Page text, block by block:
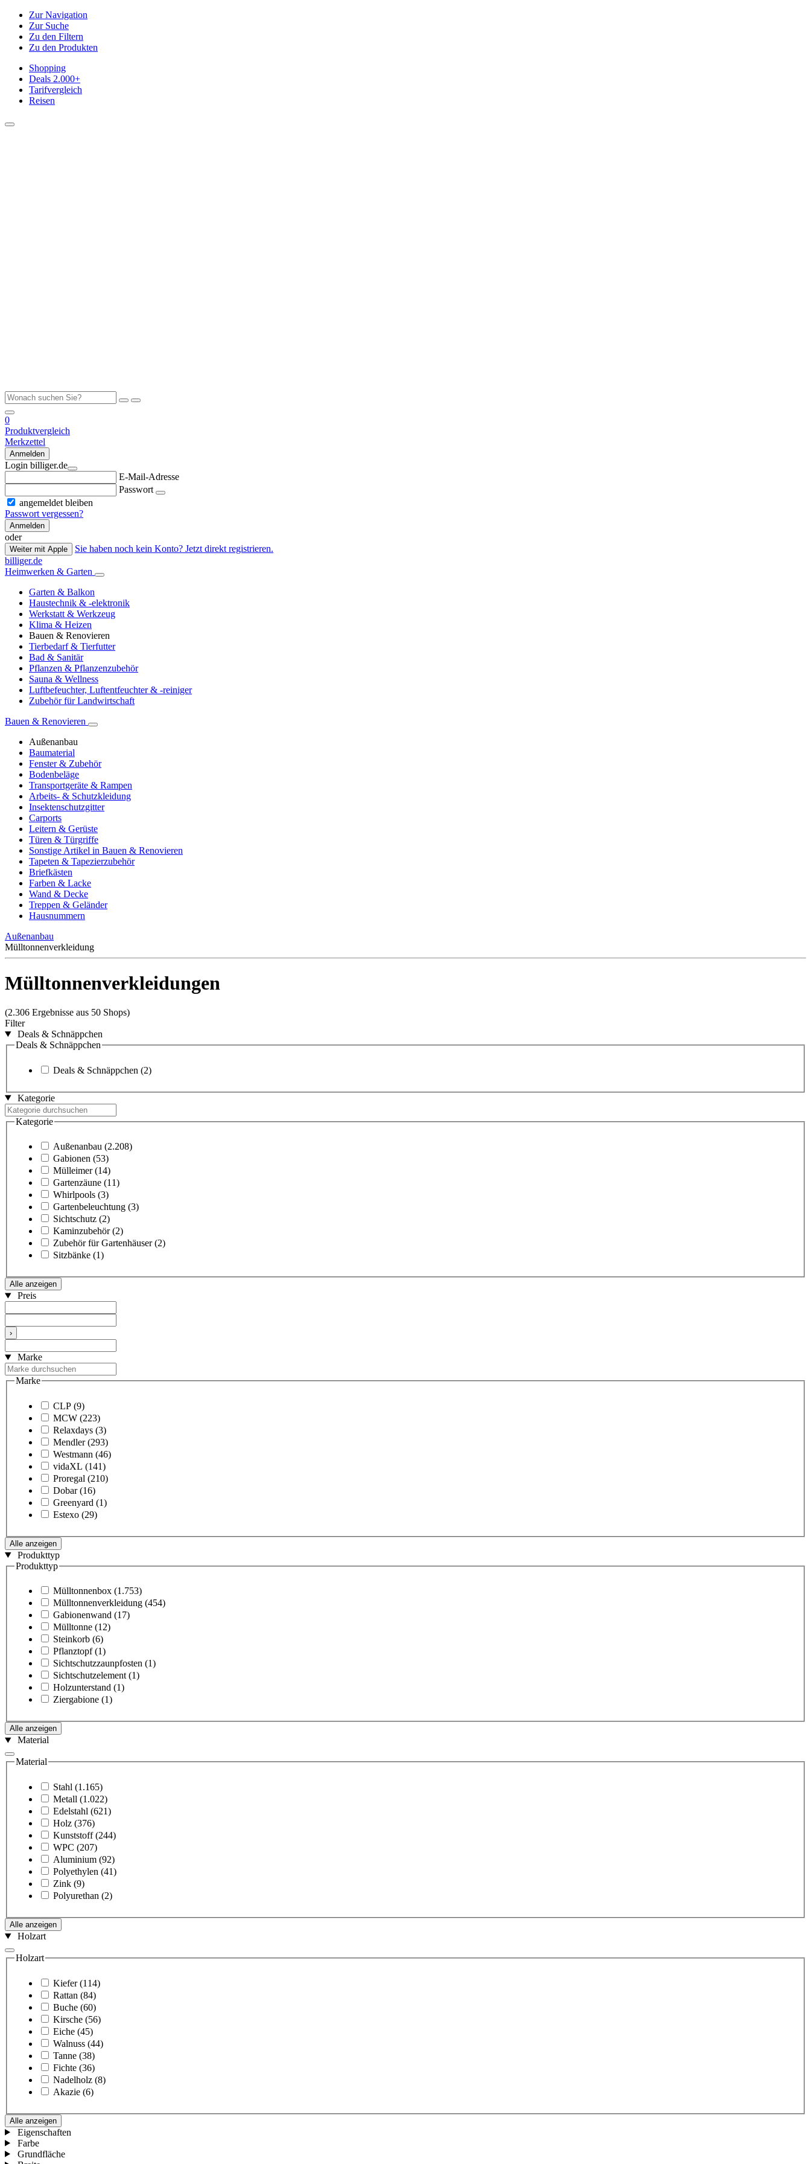
Zur Navigation
Zur Suche
Zu den Filtern
Zu den Produkten
Shopping
Deals 2.000+
Tarifvergleich
Reisen
0
Produktvergleich
Merkzettel
Anmelden
Login billiger.de
E-Mail-Adresse
Passwort
angemeldet bleiben
Passwort vergessen?
Anmelden
oder
Weiter mit Apple
Sie haben noch kein Konto? Jetzt direkt registrieren.
billiger.de
Heimwerken & Garten
Garten & Balkon
Haustechnik & -elektronik
Werkstatt & Werkzeug
Klima & Heizen
Bauen & Renovieren
Tierbedarf & Tierfutter
Bad & Sanitär
Pflanzen & Pflanzenzubehör
Sauna & Wellness
Luftbefeuchter, Luftentfeuchter & -reiniger
Zubehör für Landwirtschaft
Bauen & Renovieren
Außenanbau
Baumaterial
Fenster & Zubehör
Bodenbeläge
Transportgeräte & Rampen
Arbeits- & Schutzkleidung
Insektenschutzgitter
Carports
Leitern & Gerüste
Türen & Türgriffe
Sonstige Artikel in Bauen & Renovieren
Tapeten & Tapezierzubehör
Briefkästen
Farben & Lacke
Wand & Decke
Treppen & Geländer
Hausnummern
Außenanbau
Mülltonnenverkleidung
Mülltonnenverkleidungen
(2.306 Ergebnisse aus 50 Shops)
Filter
Deals & Schnäppchen
Deals & Schnäppchen
Deals & Schnäppchen (2)
Kategorie
Kategorie
Außenanbau (2.208)
Gabionen (53)
Mülleimer (14)
Gartenzäune (11)
Whirlpools (3)
Gartenbeleuchtung (3)
Sichtschutz (2)
Kaminzubehör (2)
Zubehör für Gartenhäuser (2)
Sitzbänke (1)
Alle anzeigen
Preis
›
Marke
Marke
CLP (9)
MCW (223)
Relaxdays (3)
Mendler (293)
Westmann (46)
vidaXL (141)
Proregal (210)
Dobar (16)
Greenyard (1)
Estexo (29)
Alle anzeigen
Produkttyp
Produkttyp
Mülltonnenbox (1.753)
Mülltonnenverkleidung (454)
Gabionenwand (17)
Mülltonne (12)
Steinkorb (6)
Pflanztopf (1)
Sichtschutzzaunpfosten (1)
Sichtschutzelement (1)
Holzunterstand (1)
Ziergabione (1)
Alle anzeigen
Material
Material
Stahl (1.165)
Metall (1.022)
Edelstahl (621)
Holz (376)
Kunststoff (244)
WPC (207)
Aluminium (92)
Polyethylen (41)
Zink (9)
Polyurethan (2)
Alle anzeigen
Holzart
Holzart
Kiefer (114)
Rattan (84)
Buche (60)
Kirsche (56)
Eiche (45)
Walnuss (44)
Tanne (38)
Fichte (36)
Nadelholz (8)
Akazie (6)
Alle anzeigen
Eigenschaften
Farbe
Grundfläche